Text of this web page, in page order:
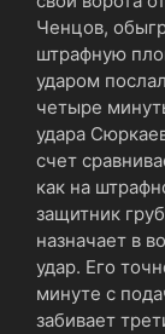
Ченцов,
штрафную
ударом
четыре
удара
счет
как на
защитник
назначает в
удар. Его
минуте с
забивает